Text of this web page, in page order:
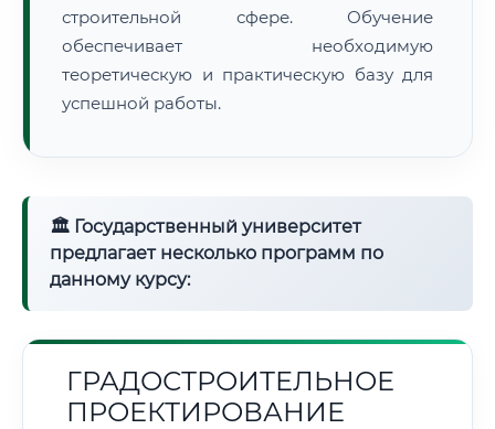
строительной сфере. Обучение
обеспечивает необходимую
теоретическую и практическую базу для
успешной работы.
🏛 Государственный университет
предлагает несколько программ по
данному курсу:
ГРАДОСТРОИТЕЛЬНОЕ
ПРОЕКТИРОВАНИЕ